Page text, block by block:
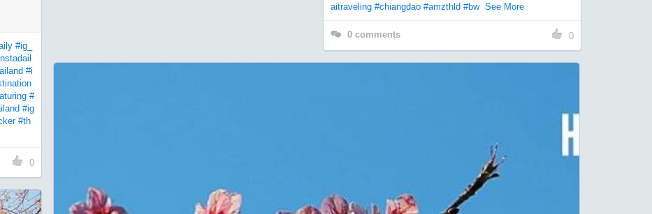
aitraveling #chiangdao #amzthld #bw See More
0 comments 0
#ig_
#i
#
#ig
#th
0